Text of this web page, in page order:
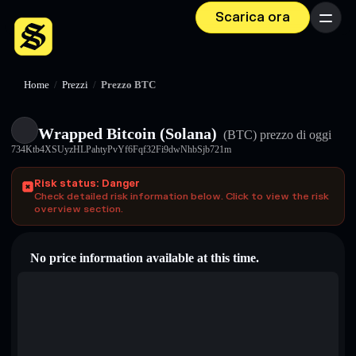
Scarica ora Menu
Home / Prezzi / Prezzo BTC
Wrapped Bitcoin (Solana) (BTC) prezzo di oggi
734Ktb4XSUyzHLPahtyPvYf6Fqf32Fi9dwNhbSjb721m
Risk status: Danger
Check detailed risk information below. Click to view the risk
overview section.
No price information available at this time.